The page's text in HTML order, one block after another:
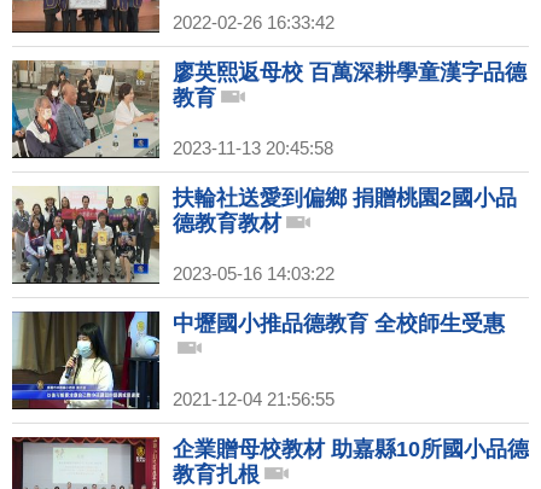
2022-02-26 16:33:42
廖英熙返母校 百萬深耕學童漢字品德
教育
2023-11-13 20:45:58
扶輪社送愛到偏鄉 捐贈桃園2國小品
德教育教材
2023-05-16 14:03:22
中壢國小推品德教育 全校師生受惠
2021-12-04 21:56:55
企業贈母校教材 助嘉縣10所國小品德
教育扎根